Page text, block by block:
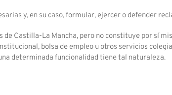
y, en su caso, formular, ejercer o defender
Castilla-La Mancha, pero no constituye por sí
bolsa de empleo u otros servicios
determinada funcionalidad tiene tal naturaleza.